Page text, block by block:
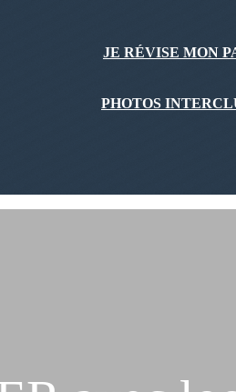
JE RÉVISE MON
PHOTOS